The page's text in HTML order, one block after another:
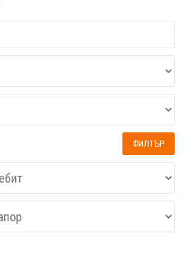
ФИЛТЪР